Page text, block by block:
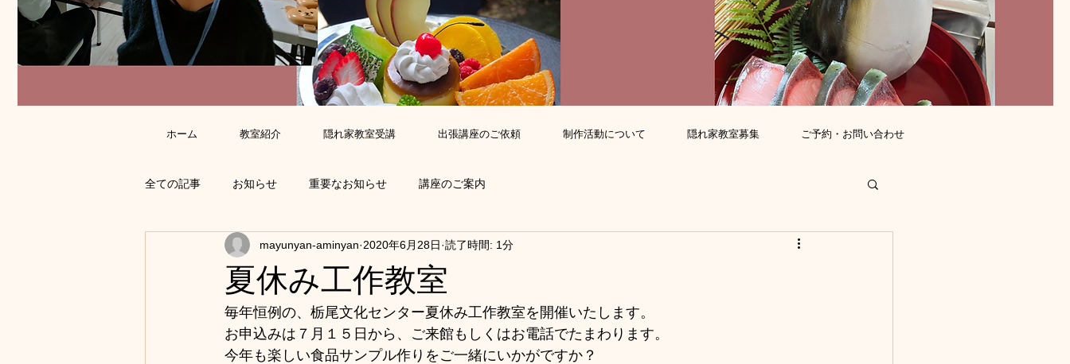
ホーム 教室紹介 隠れ家教室受講 出張講座のご依頼 制作活動について 隠れ家教室募集 ご予約・お問い合わせ
全ての記事 お知らせ 重要なお知らせ 講座のご案内
夏休み工作教室
mayunyan-aminyan 2020年6月28日 読了時間: 1分
毎年恒例の、栃尾文化センター夏休み工作教室を開催いたします。
お申込みは７月１５日から、ご来館もしくはお電話でたまわります。
今年も楽しい食品サンプル作りをご一緒にいかがですか？